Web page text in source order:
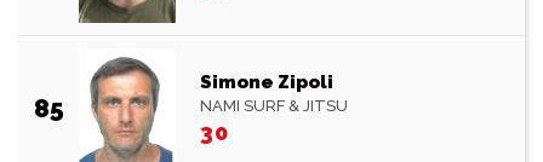
85
Simone Zipoli
NAMI SURF & JITSU
30